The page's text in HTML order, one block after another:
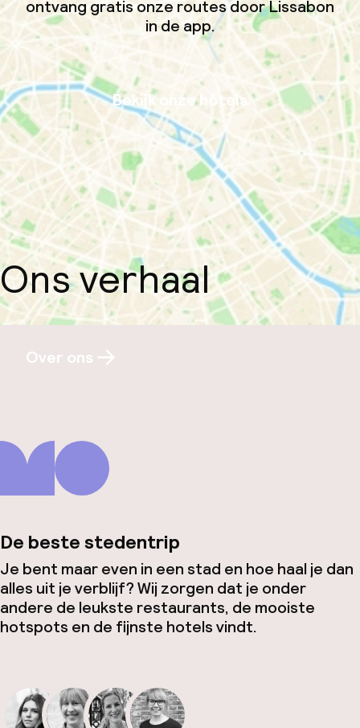
ontvang gratis onze routes door Lissabon
in de app.
Bekijk onze hotels
Ons verhaal
Over ons
De beste stedentrip
Je bent maar even in een stad en hoe haal je dan
alles uit je verblijf? Wij zorgen dat je onder
andere de leukste restaurants, de mooiste
hotspots en de fijnste hotels vindt.